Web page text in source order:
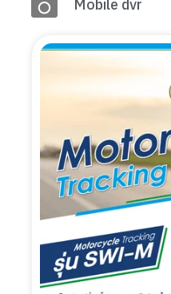
Mobile dvr